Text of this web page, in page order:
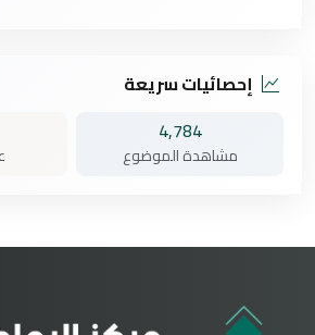
إحصائيات سريعة
4,784
مشاهدة الموضوع